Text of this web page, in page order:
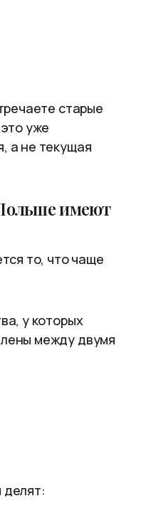
старые
уже
а не текущая
имеют
то, что чаще
у которых
между двумя
делят: